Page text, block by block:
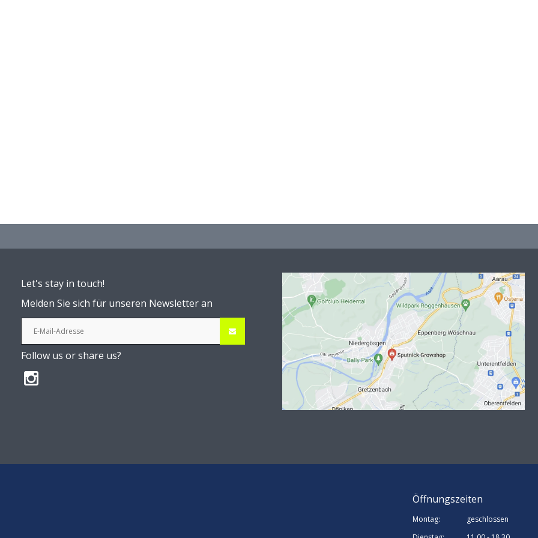
Let's stay in touch!
Melden Sie sich für unseren Newsletter an
Follow us or share us?
Öffnungszeiten
Montag:
geschlossen